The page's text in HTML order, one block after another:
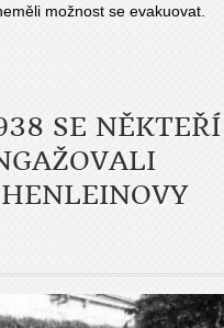
možnost se evakuovat.
SE NĚKTEŘÍ